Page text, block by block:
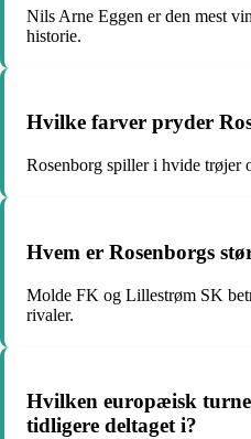
Nils Arne Eggen er den mest
historie.
Hvilke farver pryder
Rosenborg spiller i hvide trøjer
Hvem er Rosenborgs
Molde FK og Lillestrøm SK
rivaler.
Hvilken europæisk
tidligere deltaget i?